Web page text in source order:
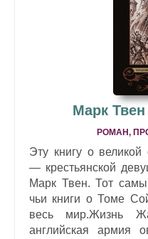
Марк
РОМАН,
Эту книгу о великой
— крестьянской
Марк Твен. Тот
чьи книги о Томе
весь мир.Жизнь
английская армия